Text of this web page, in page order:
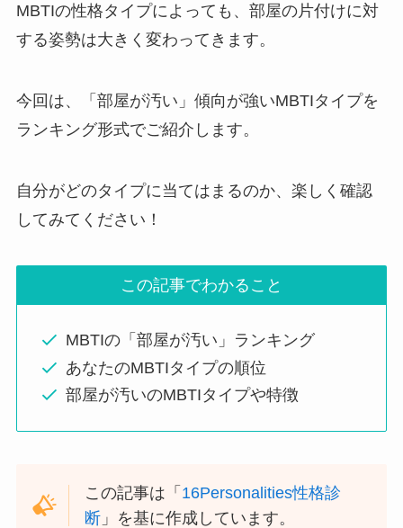
MBTIの性格タイプによっても、部屋の片付けに対
する姿勢は大きく変わってきます。
今回は、「部屋が汚い」傾向が強いMBTIタイプを
ランキング形式でご紹介します。
自分がどのタイプに当てはまるのか、楽しく確認
してみてください！
この記事でわかること
MBTIの「部屋が汚い」ランキング
あなたのMBTIタイプの順位
部屋が汚いのMBTIタイプや特徴
この記事は「 16Personalities性格診
断 」を基に作成しています。